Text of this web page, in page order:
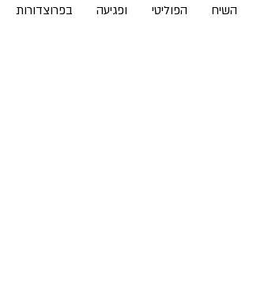
השיח הפוליטי ופגיעה בפרוצדורות